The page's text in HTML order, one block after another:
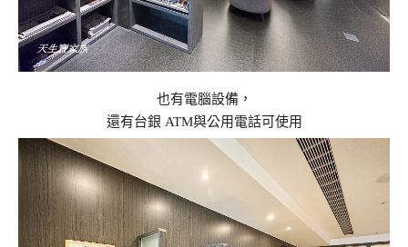
也有電腦設備，
還有台銀 ATM與公用電話可使用